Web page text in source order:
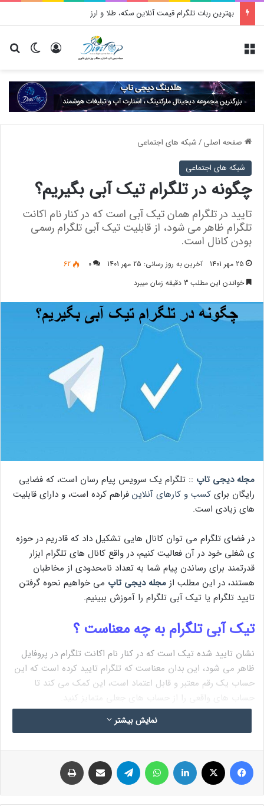
بهترین ربات تلگرام قیمت آنلاین سکه، طلا و ارز
تغییر ورود
صفحه اصلی/شبکه های اجتماعی
شبکه های اجتماعی
چگونه در تلگرام تیک آبی بگیریم؟
تایید در تلگرام همان تیک آبی است که در کنار نام اکانت
تلگرام ظاهر می شود، از قابلیت تیک آبی تلگرام رسمی
بودن کانال است.
25 مهر 1401 آخرین به روز رسانی: 25 مهر 1401 0
62
خواندن این مطلب 3 دقیقه زمان میبرد
مجله دیجی تاپ :: تلگرام یک سرویس پیام رسان است، که فضایی
رایگان برای کسب و کارهای آنلاین فراهم کرده است، و دارای قابلیت
های زیادی است.
در فضای تلگرام می توان کانال هایی تشکیل داد که قادریم در حوزه
ی شغلی خود در آن فعالیت کنیم، در واقع کانال های تلگرام ابزار
قدرتمند برای رساندن پیام شما به تعداد نامحدودی از مخاطبان
هستند، در این مطلب از مجله دیجی تاپ می خواهیم نحوه گرفتن
تایید تلگرام یا تیک آبی تلگرام را آموزش ببینیم.
تیک آبی تلگرام به چه معناست ؟
نشان تایید شده تیک است که در کنار نام اکانت تلگرام در پروفایل
ظاهر می شود، این بدان معناست که تلگرام تایید کرده است که این
حساب یک رقم معتبر و قابل اعتماد است، این کمک می کند تا
حساب های واقعی را از حساب های جعلی متمایز کنید.
اضافی در تلگرام نمی دهد، این یکی از راه های نشان
دادن رسمی بودن کانال شما است.
نمایش بیشتر